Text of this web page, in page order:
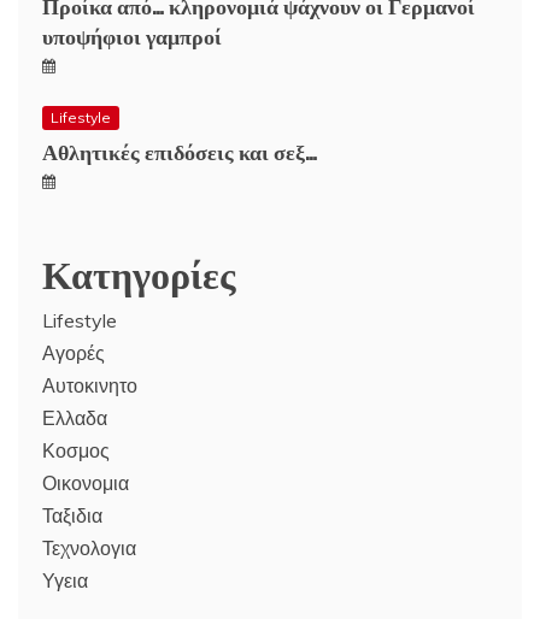
υποψήφιοι γαμπροί
Lifestyle
Αθλητικές επιδόσεις και σεξ…
Κατηγορίες
Lifestyle
Αγορές
Αυτοκινητο
Ελλαδα
Κοσμος
Οικονομια
Ταξιδια
Τεχνολογια
Υγεια